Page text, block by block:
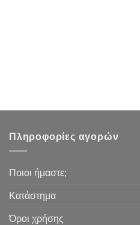
Πληροφορίες αγορών
Ποιοι ήμαστε;
Κατάστημα
Όροι χρήσης